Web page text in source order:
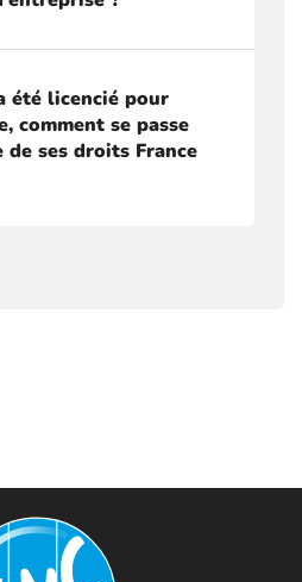
été licencié pour
comment se passe
de ses droits France